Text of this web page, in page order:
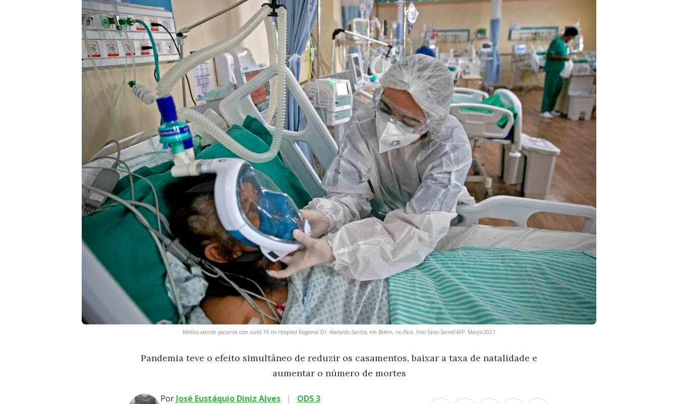
Médico atende paciente com covid-19 no Hospital Regional Dr. Abelardo Santos, em Belém, no Pará. Foto Tarso Sarraf/AFP. Março/2021
Pandemia teve o efeito simultâneo de reduzir os casamentos, baixar a taxa de natalidade e
aumentar o número de mortes
Por José Eustáquio Diniz Alves | ODS 3